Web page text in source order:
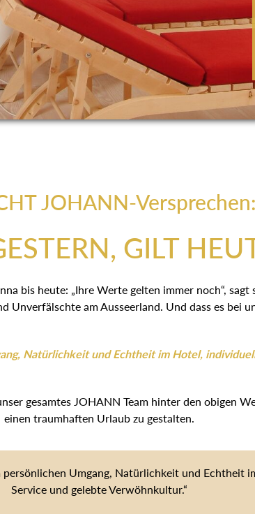
JOHANN-
GILT
bis heute: „Ihre Werte gelten immer noch“,
Unverfälschte am Ausseerland. Und dass es bei
Natürlichkeit und Echtheit im Hotel,
gesamtes JOHANN Team hinter den obigen
einen traumhaften Urlaub zu gestalten.
persönlichen Umgang, Natürlichkeit und Echtheit
Service und gelebte Verwöhnkultur.“